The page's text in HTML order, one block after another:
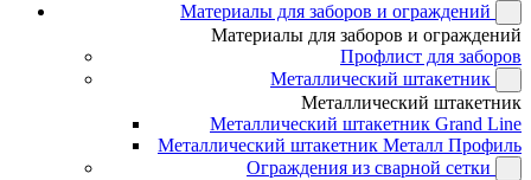
Материалы для заборов и ограждений
Материалы для заборов и ограждений
Профлист для заборов
Металлический штакетник
Металлический штакетник
Металлический штакетник Grand Line
Металлический штакетник Металл Профиль
Ограждения из сварной сетки